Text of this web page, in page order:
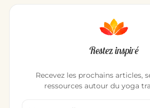
Restez inspiré
Recevez les prochains articles,
ressources autour du yoga